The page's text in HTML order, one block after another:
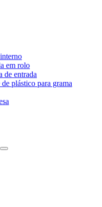
em rolo
de entrada
de plástico para grama